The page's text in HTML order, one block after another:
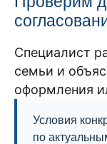
Специалист
семьи и
оформления
Условия
по